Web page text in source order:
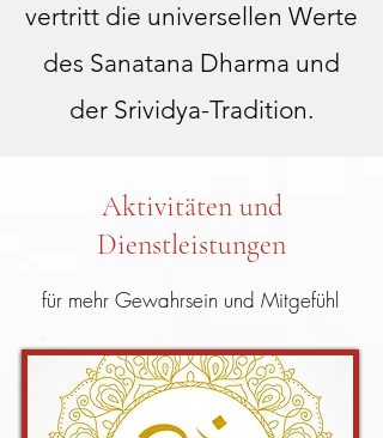
vertritt die universellen Werte
des Sanatana Dharma und
der Srividya-Tradition.
Aktivitäten und
Dienstleistungen
für mehr Gewahrsein und Mitgefühl